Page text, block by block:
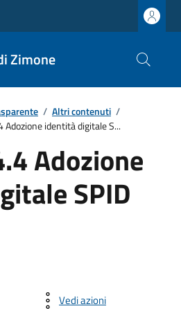
Zimone
/ Altri contenuti /
Adozione identità digitale S...
Adozione
SPID
Vedi azioni